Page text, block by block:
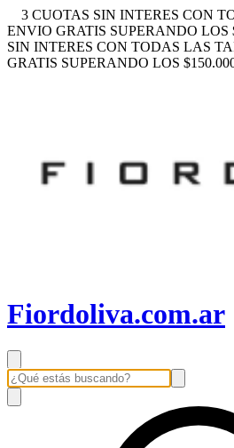
3 CUOTAS SIN INTERES CON
ENVIO GRATIS SUPERANDO LOS
SIN INTERES CON TODAS LAS
GRATIS SUPERANDO LOS
Fiordoliva.com.ar